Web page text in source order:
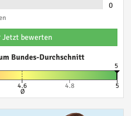
0
Jetzt bewerten
Bundes-Durchschnitt
5
4.6
Ø
4.8 5